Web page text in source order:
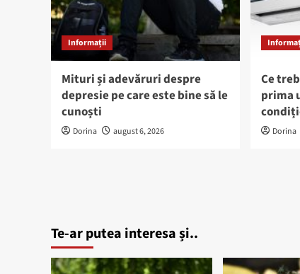
Informații
Mituri și adevăruri despre
depresie pe care este bine să le
cunoști
Dorina august 6, 2026
Ce
prima
Dorina
Te-ar putea interesa și..